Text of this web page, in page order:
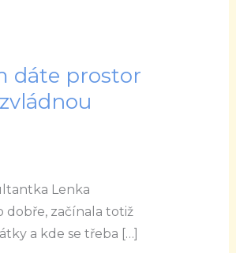
dáte prostor
Lenka
dobře, začínala totiž
a kde se třeba […]